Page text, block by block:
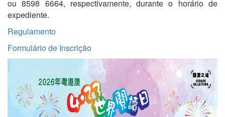
ou 8598 6664, respectivamente, durante o horário de
expediente.
Regulamento
Formulário de Inscrição